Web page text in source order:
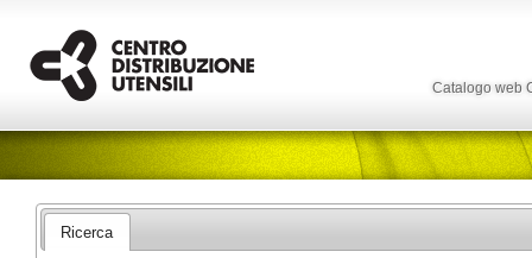
Catalogo web
Ricerca